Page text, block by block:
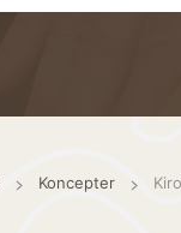
Koncepter